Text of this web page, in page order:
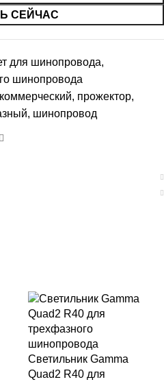
СЕЙЧАС
для шинопровода,
шинопровода
коммерческий, прожектор,
, шинопровод
Светильник Gamma
Quad2 R40 для